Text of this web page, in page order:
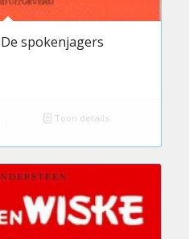
spokenjagers
Toon details